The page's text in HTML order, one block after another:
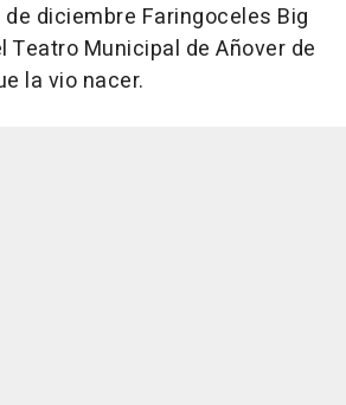
diciembre Faringoceles Big
Teatro Municipal de Añover de
la vio nacer.